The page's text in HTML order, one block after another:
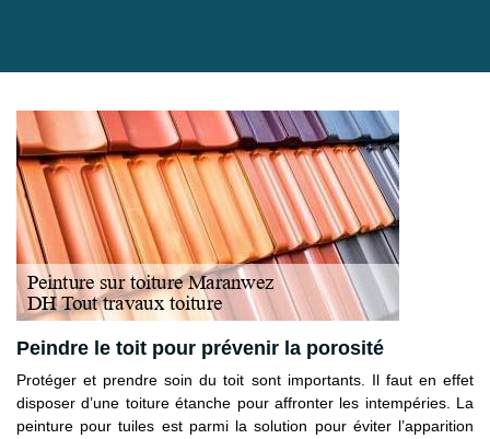
Peindre le toit pour prévenir la porosité
Protéger et prendre soin du toit sont importants. Il faut en effet
disposer d’une toiture étanche pour affronter les intempéries. La
peinture pour tuiles est parmi la solution pour éviter l’apparition